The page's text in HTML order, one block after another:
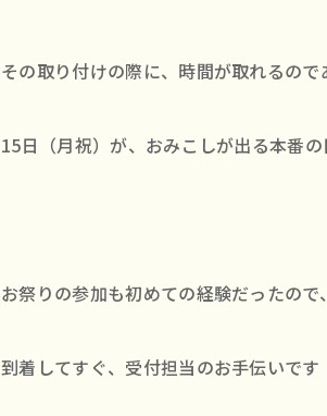
その取り付けの際に、時間が取れるの
15日（月祝）が、おみこしが出る本番
お祭りの参加も初めての経験だったの
到着してすぐ、受付担当のお手伝いです